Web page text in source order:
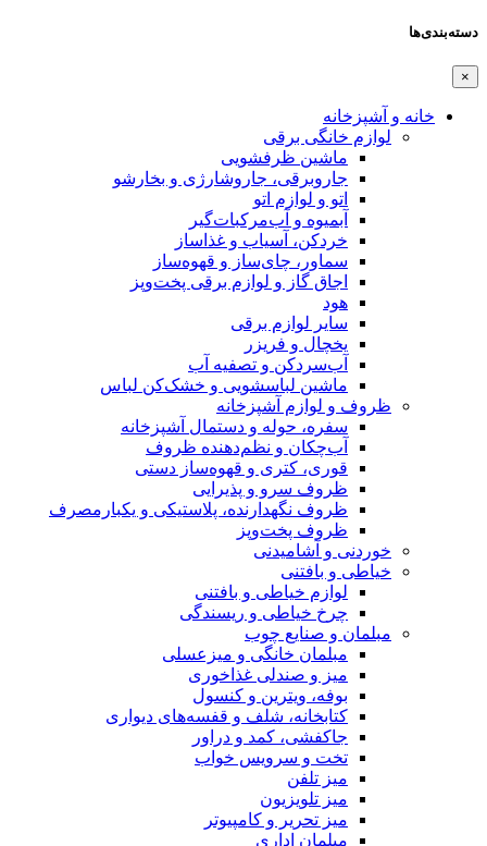
خانه و آشپزخانه
لوازم خانگی برقی
ماشین ظرفشویی
جاروبرقی، جاروشارژی و بخارشو
اتو و لوازم اتو
آبمیوه و آب‌مرکبات‌گیر
خردکن، آسیاب و غذاساز
سماور، چای‌ساز و قهوه‌ساز
اجاق گاز و لوازم برقی پخت‌وپز
هود
سایر لوازم برقی
یخچال و فریزر
آب‌سردکن و تصفیه آب
ماشین لباسشویی و خشک‌کن لباس
ظروف و لوازم آشپزخانه
سفره، حوله و دستمال آشپزخانه
آب‌چکان و نظم‌دهنده ظروف
قوری، کتری و قهوه‌ساز دستی
ظروف سرو و پذیرایی
ظروف نگهدارنده، پلاستیکی و یکبارمصرف
ظروف پخت‌وپز
خوردنی و آشامیدنی
خیاطی و بافتنی
لوازم خیاطی و بافتنی
چرخ خیاطی و ریسندگی
مبلمان و صنایع چوب
مبلمان خانگی و میزعسلی
میز و صندلی غذاخوری
بوفه، ویترین و کنسول
کتابخانه، شلف و قفسه‌های دیواری
جاکفشی، کمد و دراور
تخت و سرویس خواب
میز تلفن
میز تلویزیون
میز تحریر و کامپیوتر
مبلمان اداری